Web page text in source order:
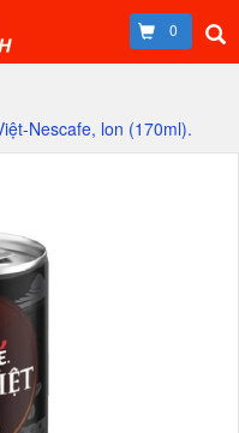
0
Nescafe, lon (170ml).